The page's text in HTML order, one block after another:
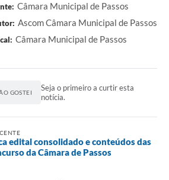
Câmara Municipal de Passos
Ascom Câmara Municipal de Passos
Câmara Municipal de Passos
GOSTEI
Seja o primeiro a curtir esta
notícia.
edital consolidado e conteúdos das
da Câmara de Passos